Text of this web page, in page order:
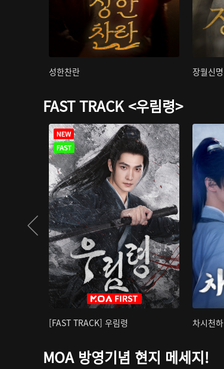
성한찬란 장월신명
FAST TRACK <우림령>
[FAST TRACK] 우림령 차시천하
MOA 방영기념 현지 메세지!